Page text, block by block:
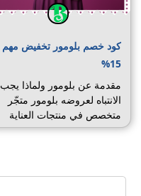
كود خصم بلومور تخفيض مهم
15%
مقدمة عن بلومور ولماذا يجب
الانتباه لعروضه بلومور متجّر
متخصص في منتجات العناية
الطبيعية والمكملات الغذائية
2023، وقد لفت انتباه